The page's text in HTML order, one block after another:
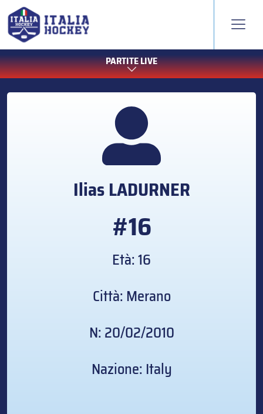
PARTITE LIVE
IliasLADURNER
#16
Età: 16
Città: Merano
N: 20/02/2010
Nazione: Italy